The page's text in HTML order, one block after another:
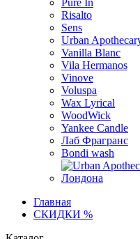
Pure In
Risalto
Sens
Urban
Vanilla Blanc
Vila Hermanos
Vinove
Voluspa
Wax Lyrical
WoodWick
Yankee Candle
Лаб Фрагранс
Bondi wash
Главная
СКИДКИ %